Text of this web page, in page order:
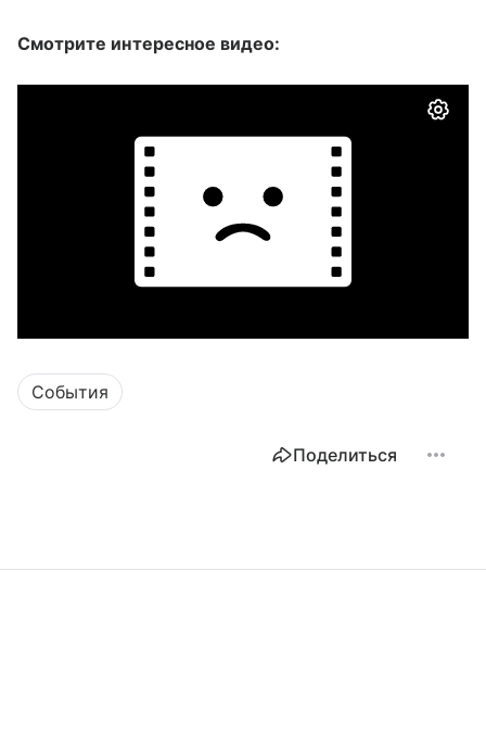
Смотрите интересное видео:
События
Поделиться